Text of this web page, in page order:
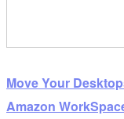
Move Your
Amazon